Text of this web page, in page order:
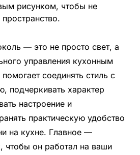
рисунком, чтобы не
— это не просто свет, а
управления кухонным
соединять стиль с
подчеркивать характер
настроение и
практическую удобство
на кухне. Главное —
чтобы он работал на ваши